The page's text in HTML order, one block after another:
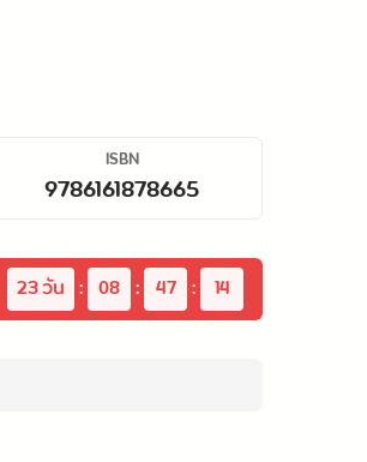
ISBN
9786161878665
23 วัน : 08 : 47 : 13